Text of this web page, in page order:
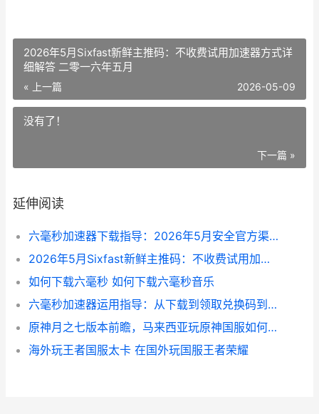
2026年5月Sixfast新鲜主推码：不收费试用加速器方式详
细解答 二零一六年五月
« 上一篇 2026-05-09
没有了！
下一篇 »
延伸阅读
六毫秒加速器下载指导：2026年5月安全官方渠道获取
2026年5月Sixfast新鲜主推码：不收费试用加速器方式详细解答 二零一六年五月
如何下载六毫秒 如何下载六毫秒音乐
六毫秒加速器运用指导：从下载到领取兑换码到优化游戏尝试
原神月之七版本前瞻，马来西亚玩原神国服如何降低延迟 原神月之七版本什么时候上线
海外玩王者国服太卡 在国外玩国服王者荣耀